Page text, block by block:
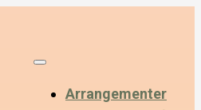
Arrangementer